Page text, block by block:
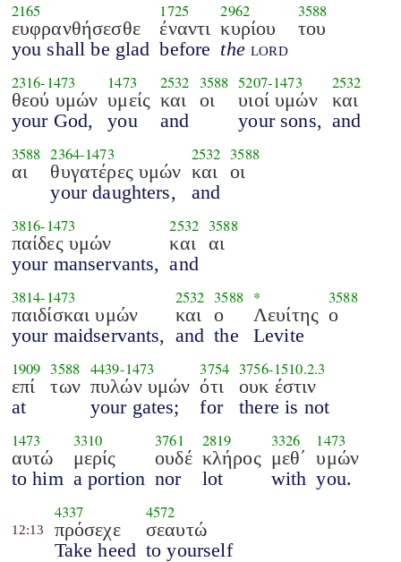
2165
ευφρανθήσεσθε
you shall be glad
1725
έναντι
before
2962
κυρίου
the lord
3588
του
2316-1473
θεού υμών
your God,
1473
υμείς
you
2532
και
and
3588
οι
5207-1473
υιοί υμών
your sons,
2532
και
and
3588
αι
2364-1473
θυγατέρες υμών
your daughters,
2532
και
and
3588
οι
3816-1473
παίδες υμών
your manservants,
2532
και
and
3588
αι
3814-1473
παιδίσκαι υμών
your maidservants,
2532
και
and
3588
ο
the
*
Λευίτης
Levite
3588
ο
1909
επί
at
3588
των
4439-1473
πυλών υμών
your gates;
3754
ότι
for
3756-1510.2.3
ουκ έστιν
there is not
1473
αυτώ
to him
3310
μερίς
a portion
3761
ουδέ
nor
2819
κλήρος
lot
3326
μεθ΄
with
1473
υμών
you.
12:13
4337
πρόσεχε
Take heed
4572
σεαυτώ
to yourself